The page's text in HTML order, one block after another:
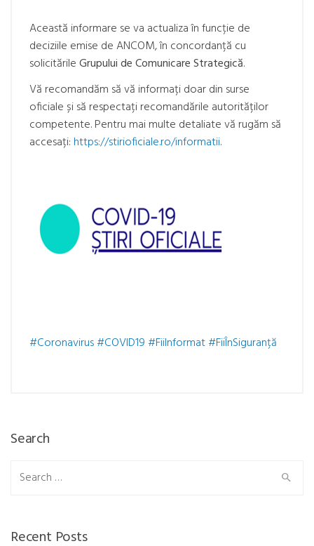
Această informare se va actualiza în funcție de
deciziile emise de ANCOM, în concordanță cu
solicitărileGrupului de Comunicare Strategică.
Vă recomandăm să vă informați doar din surse
oficiale și să respectați recomandările autorităților
competente. Pentru mai multe detaliate vă rugăm să
accesați:https://stirioficiale.ro/informatii.
#Coronavirus#COVID19#FiiInformat#FiiÎnSiguranță
Search
Search
Recent Posts